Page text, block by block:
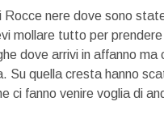
Rocce nere dove sono
mollare tutto per
dove arrivi in affanno ma
Su quella cresta hanno
ci fanno venire voglia di